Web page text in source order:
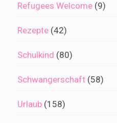
Refugees Welcome (9)
Rezepte (42)
Schulkind (80)
Schwangerschaft (58)
Urlaub (158)